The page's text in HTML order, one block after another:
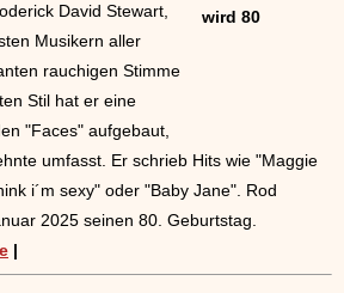
David Stewart,
Musikern aller
rauchigen Stimme
Stil hat er eine
"Faces" aufgebaut,
umfasst. Er schrieb Hits wie "Maggie
i´m sexy" oder "Baby Jane". Rod
2025 seinen 80. Geburtstag.
|